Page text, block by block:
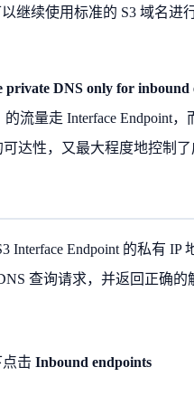
继续使用标准的 S3 域名进
private DNS only for inbound
流量走 Interface Endpoint
达性，又最大程度地控制了
Endpoint 的私有 IP
查询请求，并返回正确的
击 Inbound endpoints